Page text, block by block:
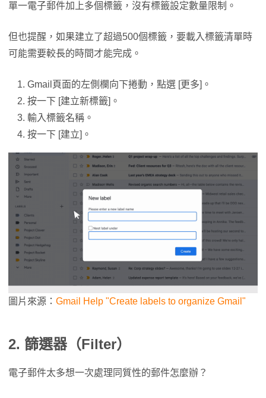
單一電子郵件加上多個標籤，沒有標籤設定數量限制。
但也提醒，如果建立了超過500個標籤，要載入標籤清單時
可能需要較長的時間才能完成。
Gmail頁面的左側欄向下捲動，點選 [更多]。
按一下 [建立新標籤]。
輸入標籤名稱。
按一下 [建立]。
圖片來源： Gmail Help "Create labels to organize Gmail"
2. 篩選器（Filter）
電子郵件太多想一次處理同質性的郵件怎麼辦？